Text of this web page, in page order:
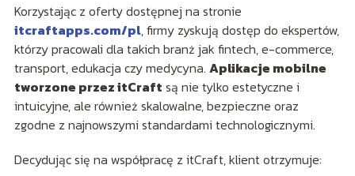
Korzystając z oferty dostępnej na stronie
itcraftapps.com/pl, firmy zyskują dostęp do ekspertów,
którzy pracowali dla takich branż jak fintech, e-commerce,
transport, edukacja czy medycyna. Aplikacje mobilne
tworzone przez itCraft są nie tylko estetyczne i
intuicyjne, ale również skalowalne, bezpieczne oraz
zgodne z najnowszymi standardami technologicznymi.
Decydując się na współpracę z itCraft, klient otrzymuje: